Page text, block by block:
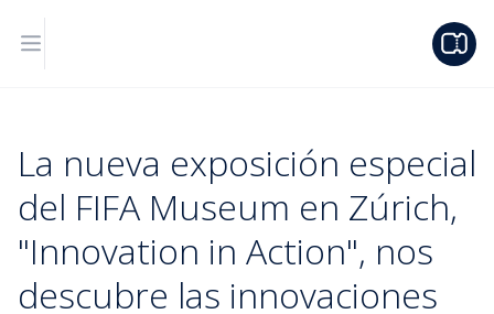
La nueva exposición especial
del FIFA Museum en Zúrich,
"Innovation in Action", nos
descubre las innovaciones